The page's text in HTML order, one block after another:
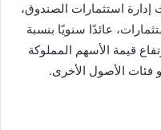
استثمارات الصندوق،
عائدًا سنويًا بنسبة
قيمة الأسهم المملوكة